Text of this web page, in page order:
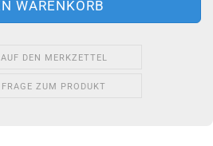
AUF DEN MERKZETTEL
FRAGE ZUM PRODUKT